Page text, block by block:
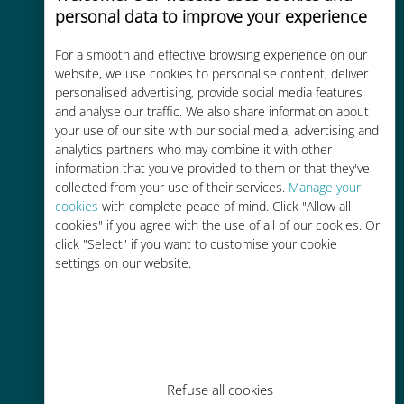
personal data to improve your experience
For a smooth and effective browsing experience on our
website, we use cookies to personalise content, deliver
personalised advertising, provide social media features
and analyse our traffic. We also share information about
your use of our site with our social media, advertising and
analytics partners who may combine it with other
information that you've provided to them or that they've
collected from your use of their services. Manage your
cookies with complete peace of mind. Click "Allow all
cookies" if you agree with the use of all of our cookies. Or
click "Select" if you want to customise your cookie
settings on our website.
Refuse all cookies
Kosteneffectief
Tot 90% goedkoper dan
roamingkosten bij je huidige
provider